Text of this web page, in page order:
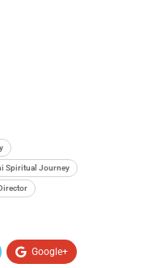
Spiritual Journey
Google+